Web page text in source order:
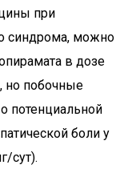
при
синдрома, можно
в дозе
но побочные
потенциальной
боли у
сут).